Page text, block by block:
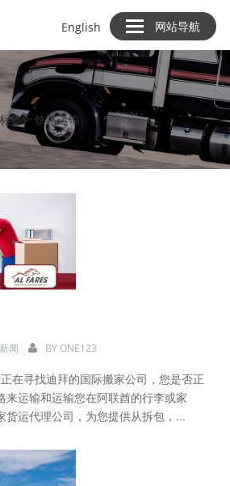
English 网站导航
English 网站导航
签> 铁路运输
闻 BY ONE123
在寻找迪拜的国际搬家公司，您是否正
来运输和运输您在阿联酋的行李或家
货运代理公司，为您提供从拆包，...